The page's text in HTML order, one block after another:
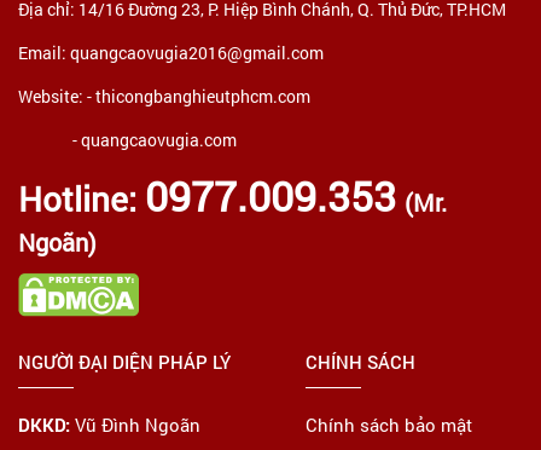
Địa chỉ: 14/16 Đường 23, P. Hiệp Bình Chánh, Q. Thủ Đức, TP.HCM
Email: quangcaovugia2016@gmail.com
Website: -thicongbanghieutphcm.com
- quangcaovugia.com
Hotline: 0977.009.353 (Mr.
Ngoãn)
NGƯỜI ĐẠI DIỆN PHÁP LÝ
DKKD: Vũ Đình Ngoãn
CHÍNH SÁCH
Chính sách bảo mật